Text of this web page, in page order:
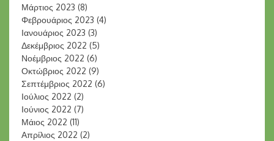
Μάρτιος 2023 (8)
Φεβρουάριος 2023 (4)
Ιανουάριος 2023 (3)
Δεκέμβριος 2022 (5)
Νοέμβριος 2022 (6)
Οκτώβριος 2022 (9)
Σεπτέμβριος 2022 (6)
Ιούλιος 2022 (2)
Ιούνιος 2022 (7)
Μάιος 2022 (11)
Απρίλιος 2022 (2)